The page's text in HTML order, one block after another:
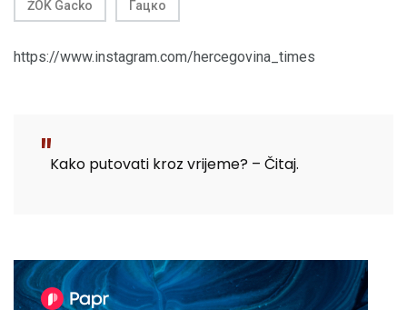
ŽOK Gacko Гацко
https://www.instagram.com/hercegovina_times
Kako putovati kroz vrijeme? – Čitaj.